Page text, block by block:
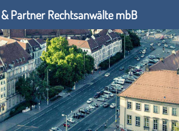
& Partner Rechtsanwälte mbB